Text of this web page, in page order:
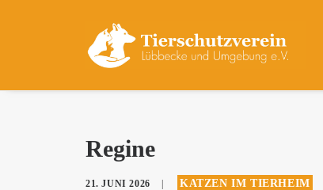
Regine
21. JUNI 2026 KATZEN IM TIERHEIM